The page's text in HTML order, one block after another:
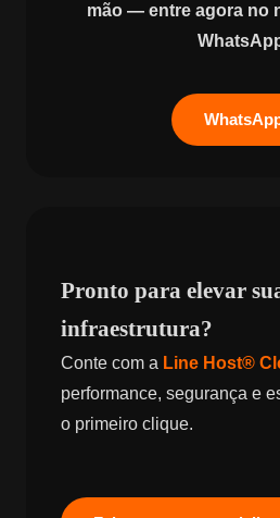
mão — entre agora no
Pronto para elevar
infraestrutura?
Conte com a Line Host®
performance, segurança e
o primeiro clique.